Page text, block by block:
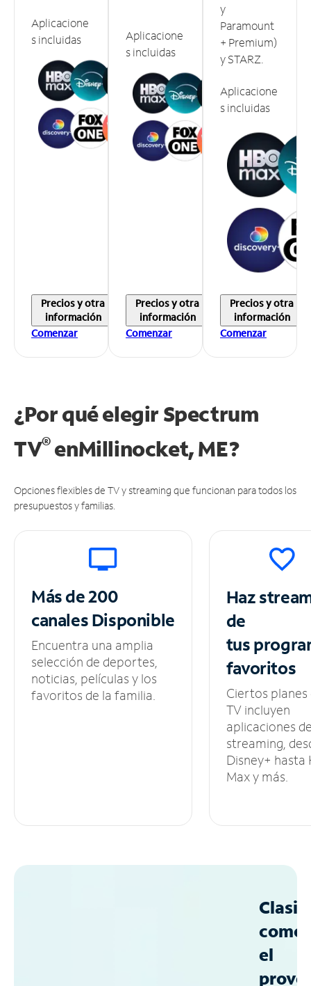
Aplicacione
s incluidas
Precios y otra
información
Comenzar
Aplicacione
s incluidas
Precios y otra
información
Comenzar
y
Paramount
+ Premium)
y STARZ.
Aplicacione
s incluidas
Precios y otra
información
Comenzar
¿Por qué elegir Spectrum
TV®enMillinocket, ME?
Opciones flexibles de TV y streaming que funcionan para todos los
presupuestos y familias.
Más de 200
canalesDisponible
Encuentra una amplia
selección de deportes,
noticias, películas y los
favoritos de la familia.
Haz
de
tus
favoritos
Ciertos planes
TV incluyen
aplicaciones
streaming,
Disney+ hasta
Max y más.
como
el